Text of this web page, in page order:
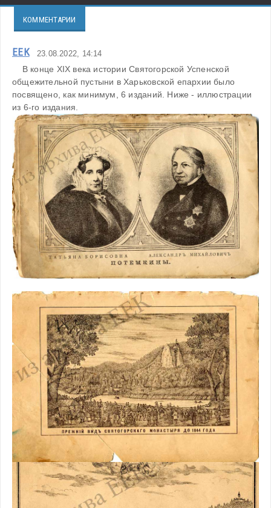
КОММЕНТАРИИ
ЕЕК 23.08.2022, 14:14
В конце XIX века истории Святогорской Успенской
общежительной пустыни в Харьковской епархии было
посвящено, как минимум, 6 изданий. Ниже - иллюстрации